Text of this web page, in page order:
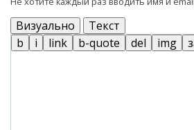
Визуально Текст